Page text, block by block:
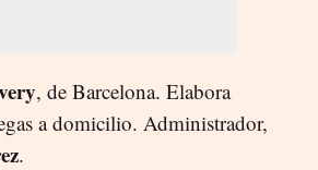
, de Barcelona. Elabora
a domicilio. Administrador,
.